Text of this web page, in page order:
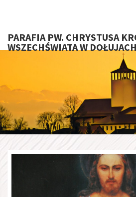
PARAFIA PW. CHRYSTUSA
WSZECHŚWIATA W